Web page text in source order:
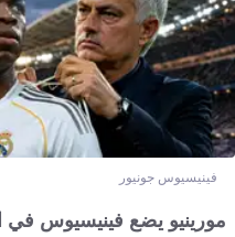
فينيسيوس جونيور
مورينيو يضع فينيسيوس في